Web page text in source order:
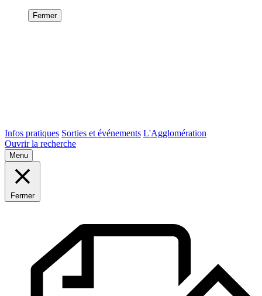
Fermer
Infos pratiques Sorties et événements L'Agglomération
Ouvrir la recherche
Menu
Fermer